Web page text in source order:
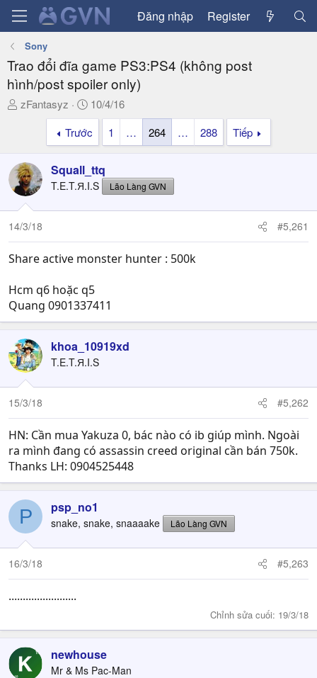
Đăng nhập Register
Sony
Trao đổi đĩa game PS3:PS4 (không post
hình/post spoiler only)
T
a
d
s
t
a
e
zFantasyz
N
g
à
y
ử
i
10/4/16
Trước
1 … 264 … 288 Tiếp
Squall_ttq
T.E.T.Я.I.S Lão Làng GVN
14/3/18 #5,261
Share active monster hunter : 500k
Hcm q6 hoặc q5
Quang 0901337411
khoa_10919xd
T.E.T.Я.I.S
15/3/18 #5,262
HN: Cần mua Yakuza 0, bác nào có ib giúp mình. Ngoài
ra mình đang có assassin creed original cần bán 750k.
Thanks LH: 0904525448
P psp_no1
snake, snake, snaaaake Lão Làng GVN
16/3/18 #5,263
........................
Chỉnh sửa cuối: 19/3/18
newhouse
Mr & Ms Pac-Man